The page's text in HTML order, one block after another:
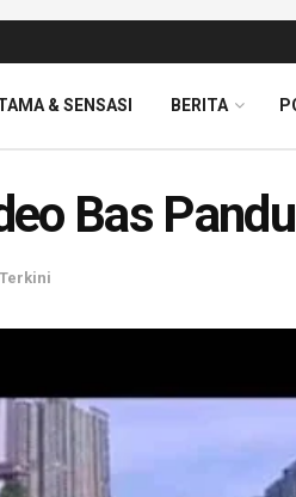
& SENSASI BERITA
Bas
Terkini